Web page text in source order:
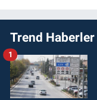
Trend Haberler
1